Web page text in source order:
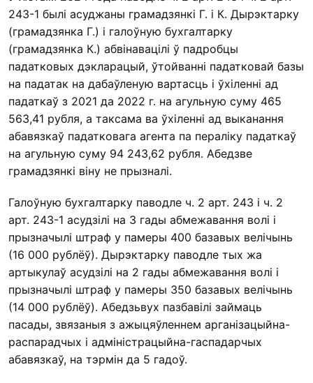
243-1 былі асуджаны грамадзянкі Г. і К. Дырэктарку
(грамадзянка Г.) і галоўную бухгалтарку
(грамадзянка К.) абвінавацілі ў падробцы
падатковых дэкларацый, ўтойванні падатковай базы
на падатак на дабаўленую вартасць і ўхіленні ад
падаткаў з 2021 да 2022 г. на агульную суму 465
563,41 рубля, а таксама ва ўхіленні ад выканання
абавязкаў падатковага агента па пераліку падаткаў
на агульную суму 94 243,62 рубля. Абедзве
грамадзянкі віну не прызналі.
Галоўную бухгалтарку паводле ч. 2 арт. 243 і ч. 2
арт. 243-1 асудзілі на 3 гады абмежавання волі і
прызначылі штраф у памеры 400 базавых велічынь
(16 000 рублёў). Дырэктарку паводле тых жа
артыкулаў асудзілі на 2 гады абмежавання волі і
прызначылі штраф у памеры 350 базавых велічынь
(14 000 рублёў). Абедзьвух пазбавілі займаць
пасады, звязаныя з ажыцяўленнем арганізацыйна-
распарадчых і адміністрацыйна-гаспадарчых
абавязкаў, на тэрмін да 5 гадоў.